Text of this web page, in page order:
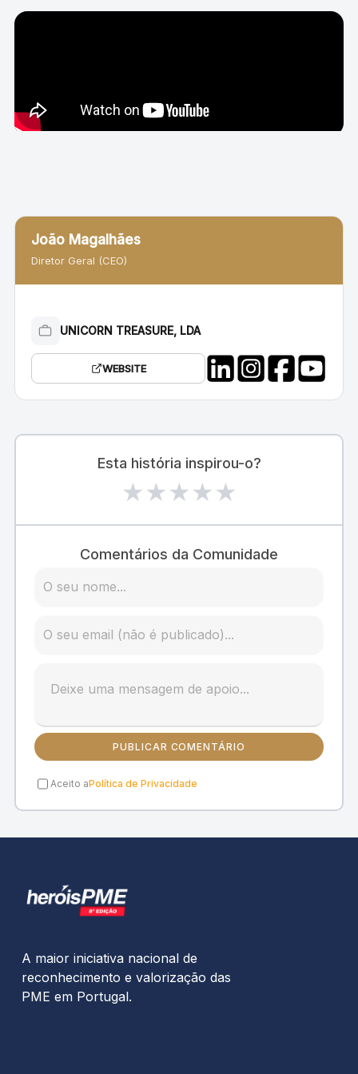
João Magalhães
Diretor Geral (CEO)
UNICORN TREASURE, LDA
WEBSITE
Esta história inspirou-o?
★★★★★
Comentários da Comunidade
PUBLICAR COMENTÁRIO
Aceito aPolítica de Privacidade
A maior iniciativa nacional de
reconhecimento e valorização das
PME em Portugal.